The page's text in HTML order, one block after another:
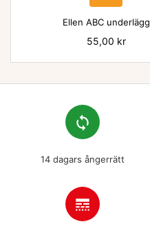
Ellen ABC underlägg
Pris
55,00 kr
loop
14 dagars ångerrätt
line_style